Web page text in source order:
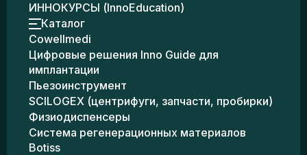
ИННОКУРСЫ (InnoEducation)
Каталог
Cowellmedi
Цифровые решения Inno Guide для
имплантации
Пьезоинструмент
SCILOGEX (центрифуги, запчасти, пробирки)
Физиодиспенсеры
Система регенерационных материалов
Botiss